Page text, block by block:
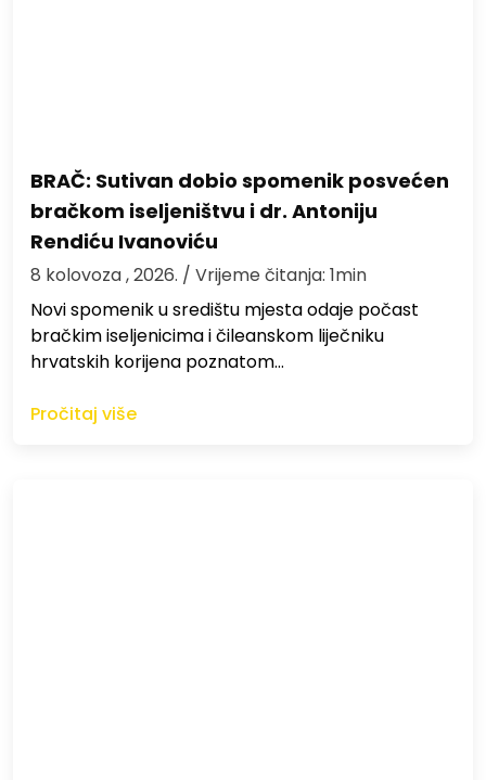
BRAČ: Sutivan dobio spomenik posvećen
bračkom iseljeništvu i dr. Antoniju
Rendiću Ivanoviću
8 kolovoza , 2026. / Vrijeme čitanja: 1min
Novi spomenik u središtu mjesta odaje počast
bračkim iseljenicima i čileanskom liječniku
hrvatskih korijena poznatom…
Pročitaj više